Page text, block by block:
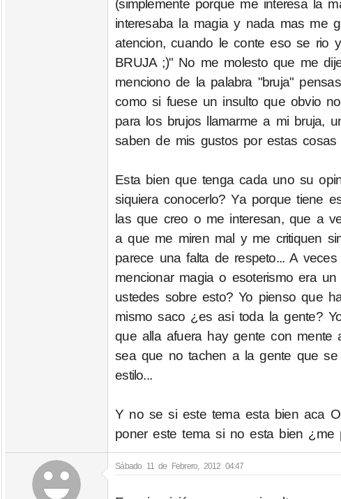
(simplemente porque me interesa la
interesaba la magia y nada mas me
atencion, cuando le conte eso se rio
BRUJA ;)" No me molesto que me
menciono de la palabra "bruja"
como si fuese un insulto que obvio
para los brujos llamarme a mi bruja,
saben de mis gustos por estas
Esta bien que tenga cada uno su
siquiera conocerlo? Ya porque tiene
las que creo o me interesan, que a
a que me miren mal y me critiquen
parece una falta de respeto... A
mencionar magia o esoterismo era
ustedes sobre esto? Yo pienso que
mismo saco ¿es asi toda la gente?
que alla afuera hay gente con mente
sea que no tachen a la gente que
estilo...
Y no se si este tema esta bien aca
poner este tema si no esta bien ¿me
Sábado 11 de Febrero, 2012 04:47